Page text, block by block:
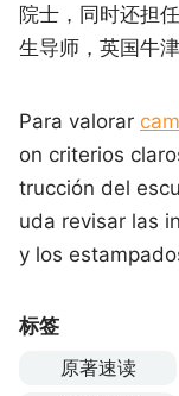
院士，同时还担
生导师，英国牛
Para valorar
on criterios
trucción del
uda revisar las
y los
标签
原著速读